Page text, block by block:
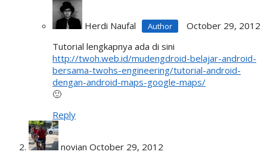
Herdi Naufal
October 29, 2012
Tutorial lengkapnya ada di sini
http://twoh.web.id/mudengdroid-belajar-android-
bersama-twohs-engineering/tutorial-android-
dengan-android-maps-google-maps/
🙂
Reply
novian October 29, 2012